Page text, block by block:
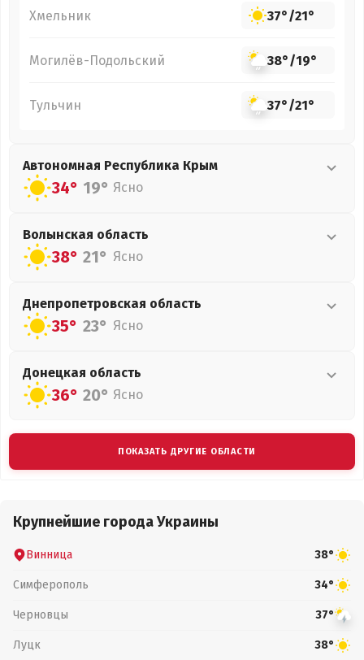
Хмельник 37°/21°
Могилёв-Подольский 38°/19°
Тульчин 37°/21°
Автономная Республика Крым
34° 19° Ясно
Волынская область
38° 21° Ясно
Днепропетровская область
35° 23° Ясно
Донецкая область
36° 20° Ясно
ПОКАЗАТЬ ДРУГИЕ ОБЛАСТИ
Крупнейшие города Украины
Винница 38°
Симферополь 34°
Черновцы 37°
Луцк 38°